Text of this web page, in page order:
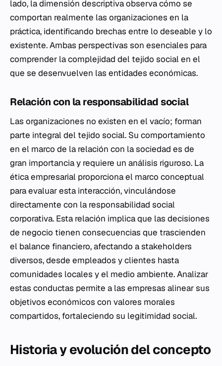
lado, la dimensión descriptiva observa cómo se
comportan realmente las organizaciones en la
práctica, identificando brechas entre lo deseable y lo
existente. Ambas perspectivas son esenciales para
comprender la complejidad del tejido social en el
que se desenvuelven las entidades económicas.
Relación con la responsabilidad social
Las organizaciones no existen en el vacío; forman
parte integral del tejido social. Su comportamiento
en el marco de la relación con la sociedad es de
gran importancia y requiere un análisis riguroso. La
ética empresarial proporciona el marco conceptual
para evaluar esta interacción, vinculándose
directamente con la responsabilidad social
corporativa. Esta relación implica que las decisiones
de negocio tienen consecuencias que trascienden
el balance financiero, afectando a stakeholders
diversos, desde empleados y clientes hasta
comunidades locales y el medio ambiente. Analizar
estas conductas permite a las empresas alinear sus
objetivos económicos con valores morales
compartidos, fortaleciendo su legitimidad social.
Historia y evolución del concepto